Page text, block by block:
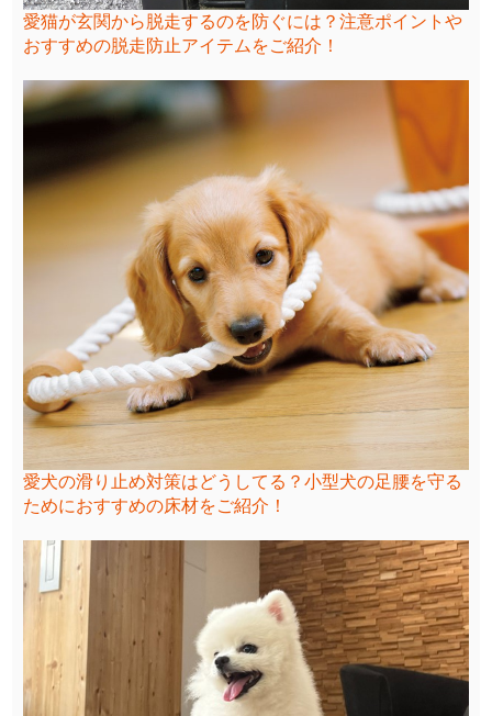
愛猫が玄関から脱走するのを防ぐには？注意ポイントや
おすすめの脱走防止アイテムをご紹介！
愛犬の滑り止め対策はどうしてる？小型犬の足腰を守る
ためにおすすめの床材をご紹介！